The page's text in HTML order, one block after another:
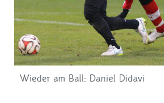
Wieder am Ball: Daniel Didavi